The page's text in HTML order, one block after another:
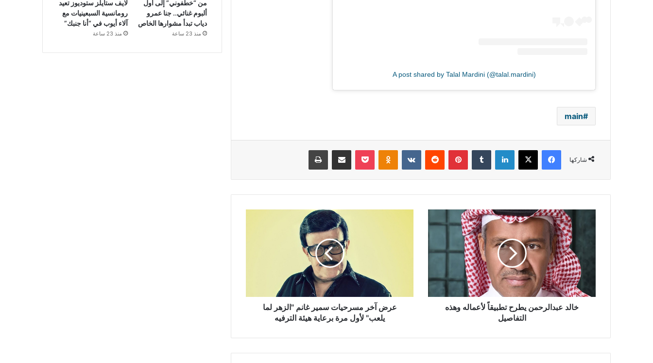
A post shared by Talal Mardini (@talal.mardini)
main
شاركها
فيسبوك ‫X لينكدإن بينتيريست Odnoklassniki
‫Pocket مشاركة عبر البريد طباعة
عبدالرحمن
التفاصيل
خالد عبدالرحمن يطرح تطبيقاً لأعماله وهذه
التفاصيل
لأول
الترفيه
عرض آخر مسرحيات سمير غانم "الزهر لما
يلعب" لأول مرة برعاية هيئة الترفيه
من “خطفوني” إلى أول
ألبوم غنائي.. جنا عمرو
دياب تبدأ مشوارها الخاص
منذ 23 ساعة
لايف ستايلز ستوديوز تعيد
رومانسية السبعينيات مع
آلاء أيوب في “أنا جنبك”
منذ 23 ساعة